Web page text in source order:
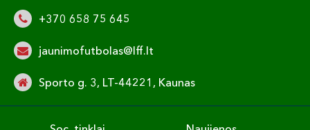
+370 658 75 645
jaunimofutbolas@lff.lt
Sporto g. 3, LT-44221, Kaunas